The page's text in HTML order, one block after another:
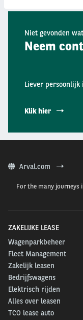
Niet gevonden
Neem
Liever persoonlijk
Klik hier
Arval.com
For the many journeys
ZAKELIJKE LEASE
Wagenparkbeheer
Fleet Management
Zakelijk leasen
Bedrijfswagens
Elektrisch rijden
Alles over leasen
TCO lease auto